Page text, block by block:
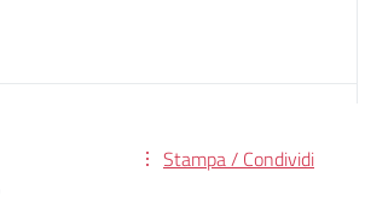
Stampa / Condividi